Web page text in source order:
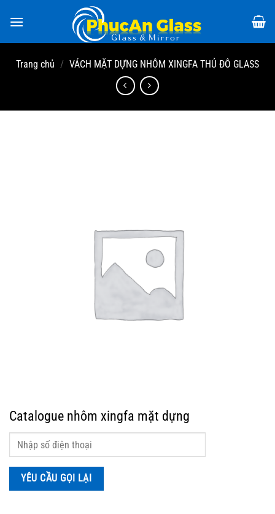
đến
Trang chủ / VÁCH MẶT DỰNG NHÔM XINGFA THỦ ĐÔ GLASS
Catalogue nhôm xingfa mặt dựng